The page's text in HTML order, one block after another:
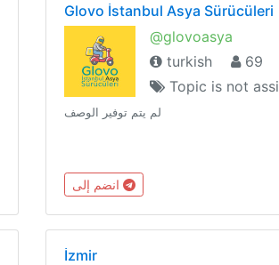
Glovo İstanbul Asya Sürücüleri
@glovoasya
turkish
69
Topic is not
لم يتم توفير الوصف
İzmir